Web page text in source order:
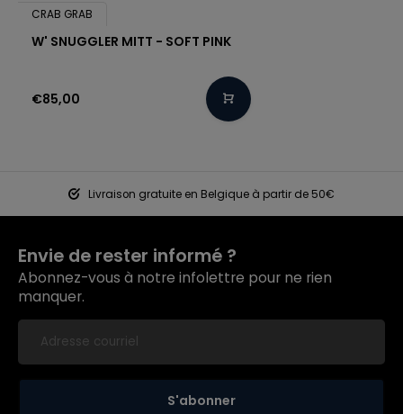
CRAB GRAB
W' SNUGGLER MITT - SOFT PINK
€85,00
Livraison gratuite en Belgique à partir de 50€
Envie de rester informé ?
Abonnez-vous à notre infolettre pour ne rien
manquer.
S'abonner